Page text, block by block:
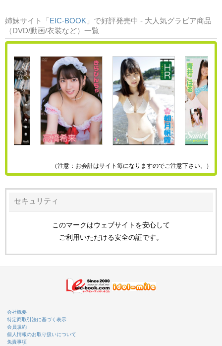
姉妹サイト「EIC-BOOK 」で好評発売中 - 大人気グラビア商品
（DVD/動画/衣装など）一覧
（注意：お会計はサイト毎になりますのでご注意下さい。）
セキュリティ
このマークはウェブサイトを安心して
ご利用いただける安全の証です。
会社概要
特定商取引法に基づく表示
会員規約
個人情報のお取り扱いについて
免責事項